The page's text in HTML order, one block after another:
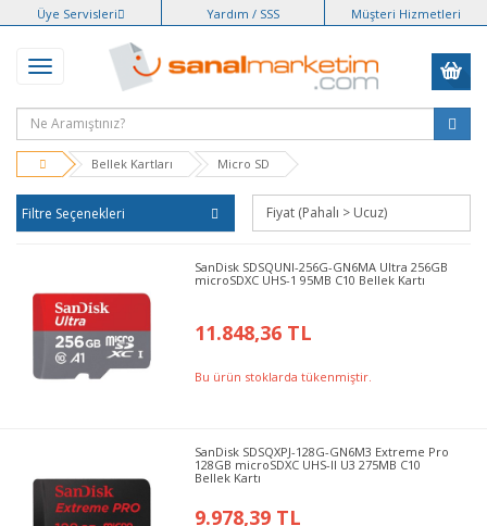
Üye Servisleri Yardım / SSS Müşteri Hizmetleri
Bellek Kartları Micro SD
Filtre Seçenekleri
SanDisk SDSQUNI-256G-GN6MA Ultra 256GB
microSDXC UHS-1 95MB C10 Bellek Kartı
11.848,36 TL
Bu ürün stoklarda tükenmiştir.
SanDisk SDSQXPJ-128G-GN6M3 Extreme Pro
128GB microSDXC UHS-II U3 275MB C10
Bellek Kartı
9.978,39 TL